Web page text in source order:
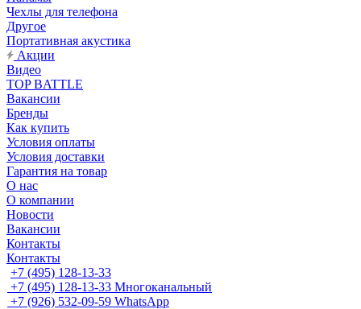
Чехлы для телефона
Другое
Портативная акустика
Акции
Видео
TOP BATTLE
Вакансии
Бренды
Как купить
Условия оплаты
Условия доставки
Гарантия на товар
О нас
О компании
Новости
Вакансии
Контакты
Контакты
+7 (495) 128-13-33
+7 (495) 128-13-33 Многоканальный
+7 (926) 532-09-59 WhatsApp